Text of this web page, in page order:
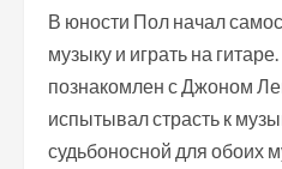
В юности Пол начал
музыку и играть на
познакомлен с Джоном
испытывал страсть к
судьбоносной для обоих